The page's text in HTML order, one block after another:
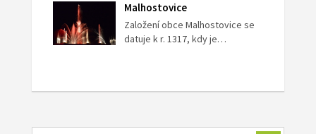
Malhostovice
Založení obce Malhostovice se
datuje k r. 1317, kdy je…